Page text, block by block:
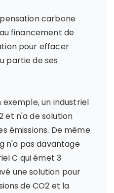
carbone
financement de
pour effacer
partie de ses
un industriel
et n'a de solution
émissions. De même
n'a pas davantage
C qui émet 3
une solution pour
de CO2 et la